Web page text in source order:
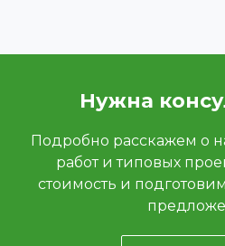
Нужна
Подробно расскажем о
работ и типовых
стоимость и